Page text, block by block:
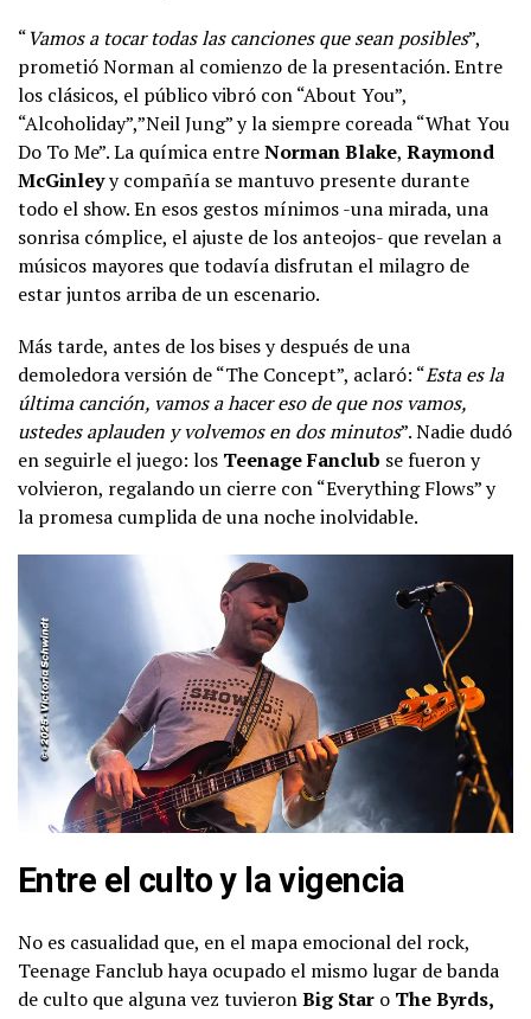
“Vamos a tocar todas las canciones que sean posibles”,
prometió Norman al comienzo de la presentación. Entre
los clásicos, el público vibró con “About You”,
“Alcoholiday”,”Neil Jung” y la siempre coreada “What You
Do To Me”. La química entreNorman Blake, Raymond
McGinleyy compañía se mantuvo presente durante
todo el show. En esos gestos mínimos -una mirada, una
sonrisa cómplice, el ajuste de los anteojos- que revelan a
músicos mayores que todavía disfrutan el milagro de
estar juntos arriba de un escenario.
Más tarde, antes de los bises y después de una
demoledora versión de “The Concept”, aclaró: “Esta es la
última canción, vamos a hacer eso de que nos vamos,
ustedes aplauden y volvemos en dos minutos”. Nadie dudó
en seguirle el juego: los Teenage Fanclub se fueron y
volvieron, regalando un cierre con “Everything Flows” y
la promesa cumplida de una noche inolvidable.
Entre el culto y la vigencia
No es casualidad que, en el mapa emocional del rock,
Teenage Fanclub haya ocupado el mismo lugar de banda
de culto que alguna vez tuvieronBig Star o The Byrds,